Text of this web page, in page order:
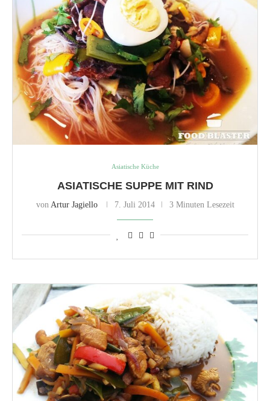
Asiatische Küche
ASIATISCHE SUPPE MIT RIND
von Artur Jagiello 7. Juli 2014 3 Minuten Lesezeit